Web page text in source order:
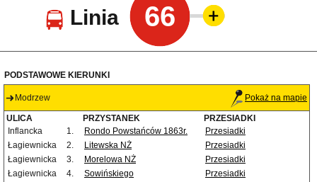
Linia 66
PODSTAWOWE KIERUNKI
Modrzew Pokaż na mapie
ULICA PRZYSTANEK
PRZESIADKI
Inflancka
1. Rondo Powstańców 1863r.
Przesiadki
Łagiewnicka
2. Litewska NŻ
Przesiadki
Łagiewnicka
3. Morelowa NŻ
Przesiadki
Łagiewnicka
4. Sowińskiego
Przesiadki